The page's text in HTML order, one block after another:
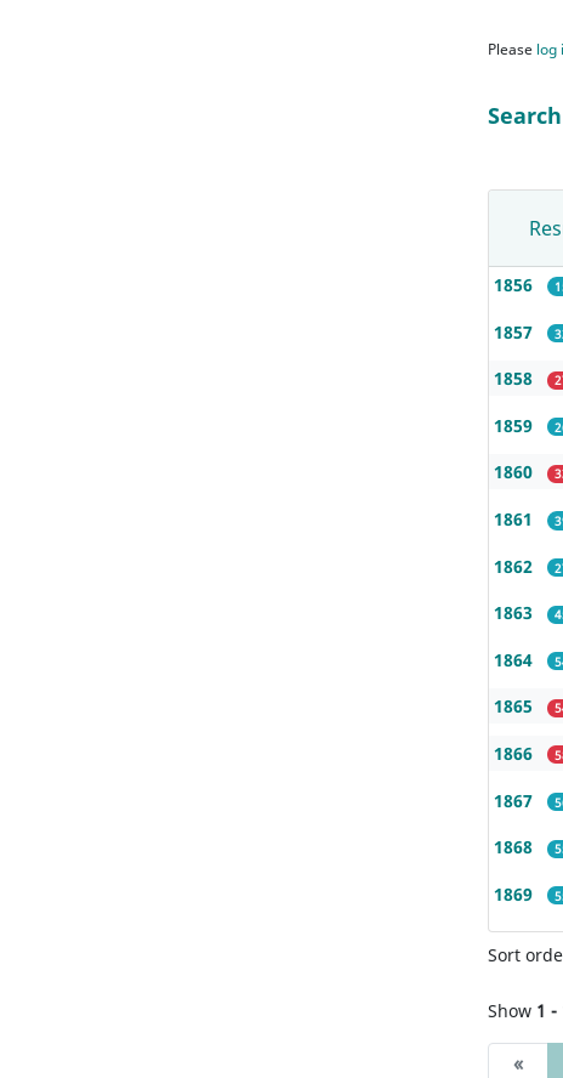
Please log
1856
1857
1858
1859
1860
1861
1862
1863
1864
1865
1866
1867
1868
1869
Sort
Show 1 -
«